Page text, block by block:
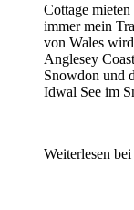
Cottage
immer mein
von Wales
Anglesey
Snowdon und
Idwal See im
Weiterlesen bei